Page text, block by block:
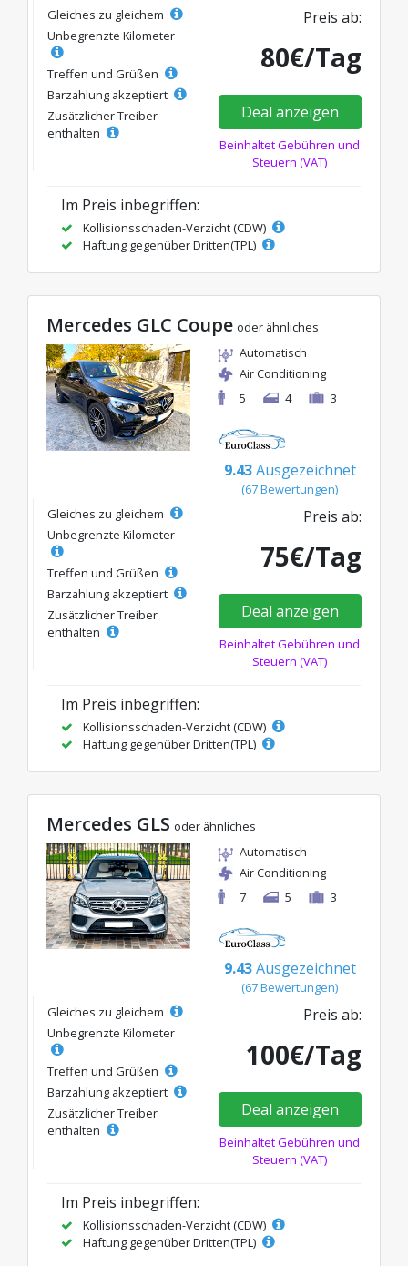
Gleiches zu gleichem
Unbegrenzte Kilometer
Treffen und Grüßen
Barzahlung akzeptiert
Zusätzlicher Treiber
enthalten
Preis ab:
80€/Tag
Deal anzeigen
Beinhaltet Gebühren und
Steuern (VAT)
Im Preis inbegriffen:
Kollisionsschaden-Verzicht (CDW)
Haftung gegenüber Dritten(TPL)
Mercedes GLC Coupe oder ähnliches
Automatisch
Air Conditioning
5
4 3
9.43 Ausgezeichnet
(67 Bewertungen)
Gleiches zu gleichem
Unbegrenzte Kilometer
Treffen und Grüßen
Barzahlung akzeptiert
Zusätzlicher Treiber
enthalten
Preis ab:
75€/Tag
Deal anzeigen
Beinhaltet Gebühren und
Steuern (VAT)
Im Preis inbegriffen:
Kollisionsschaden-Verzicht (CDW)
Haftung gegenüber Dritten(TPL)
Mercedes GLS oder ähnliches
Automatisch
Air Conditioning
7
5 3
9.43 Ausgezeichnet
(67 Bewertungen)
Gleiches zu gleichem
Unbegrenzte Kilometer
Treffen und Grüßen
Barzahlung akzeptiert
Zusätzlicher Treiber
enthalten
Preis ab:
100€/Tag
Deal anzeigen
Beinhaltet Gebühren und
Steuern (VAT)
Im Preis inbegriffen:
Kollisionsschaden-Verzicht (CDW)
Haftung gegenüber Dritten(TPL)